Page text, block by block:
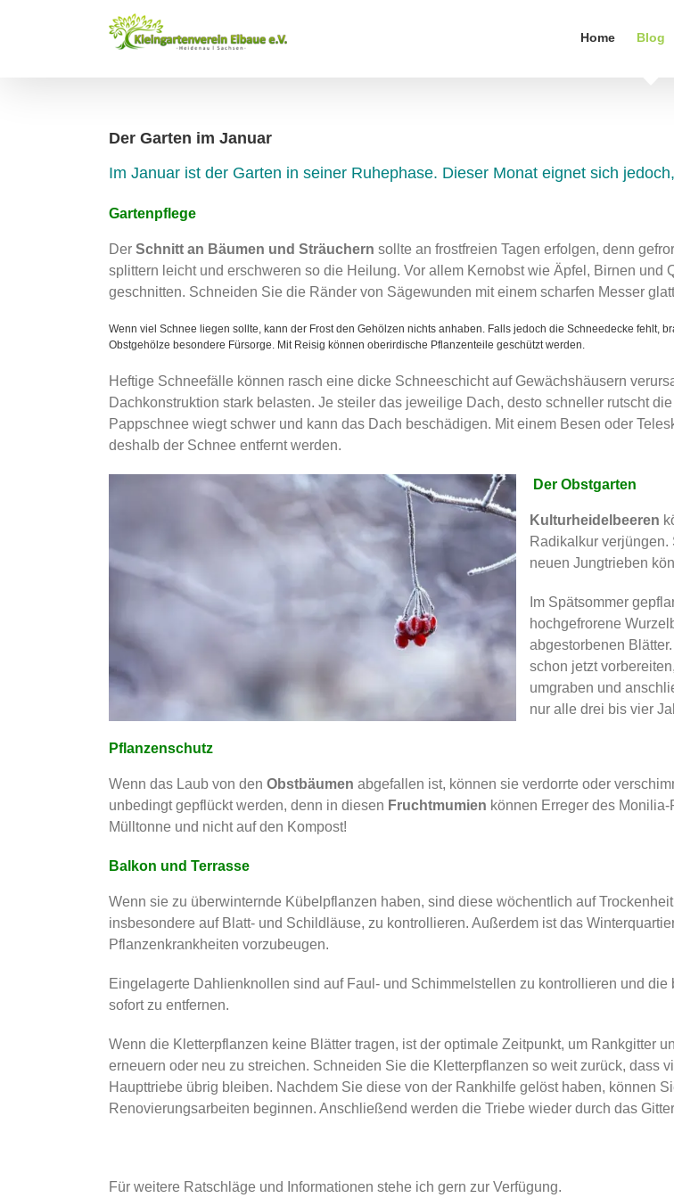
Home Blog
Der Garten im Januar
Im Januar ist der Garten in seiner Ruhephase. Dieser Monat eignet sich
Gartenpflege
Der Schnitt an Bäumen und Sträuchern sollte an frostfreien Tagen erfolgen, denn
splittern leicht und erschweren so die Heilung. Vor allem Kernobst wie Äpfel, Birnen und
geschnitten. Schneiden Sie die Ränder von Sägewunden mit einem scharfen Messer
Wenn viel Schnee liegen sollte, kann der Frost den Gehölzen nichts anhaben. Falls jedoch die Schneedecke fehlt,
Obstgehölze besondere Fürsorge. Mit Reisig können oberirdische Pflanzenteile geschützt werden.
Heftige Schneefälle können rasch eine dicke Schneeschicht auf Gewächshäusern
Dachkonstruktion stark belasten. Je steiler das jeweilige Dach, desto schneller rutscht
Pappschnee wiegt schwer und kann das Dach beschädigen. Mit einem Besen oder
deshalb der Schnee entfernt werden.
Der Obstgarten
Kulturheidelbeeren
Radikalkur
neuen Jungtrieben
Im Spätsommer
hochgefrorene
abgestorbenen
schon jetzt
umgraben und
nur alle drei bis vier
Pflanzenschutz
Wenn das Laub von den Obstbäumen abgefallen ist, können sie verdorrte oder
unbedingt gepflückt werden, denn in diesen Fruchtmumien können Erreger des
Mülltonne und nicht auf den Kompost!
Balkon und Terrasse
Wenn sie zu überwinternde Kübelpflanzen haben, sind diese wöchentlich auf
insbesondere auf Blatt- und Schildläuse, zu kontrollieren. Außerdem ist das
Pflanzenkrankheiten vorzubeugen.
Eingelagerte Dahlienknollen sind auf Faul- und Schimmelstellen zu kontrollieren und die
sofort zu entfernen.
Wenn die Kletterpflanzen keine Blätter tragen, ist der optimale Zeitpunkt, um Rankgitter
erneuern oder neu zu streichen. Schneiden Sie die Kletterpflanzen so weit zurück, dass
Haupttriebe übrig bleiben. Nachdem Sie diese von der Rankhilfe gelöst haben, können
Renovierungsarbeiten beginnen. Anschließend werden die Triebe wieder durch das
Für weitere Ratschläge und Informationen stehe ich gern zur Verfügung.